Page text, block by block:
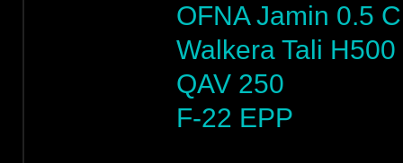
OFNA Jamin 0.5
Walkera Tali H500
QAV 250
F-22 EPP